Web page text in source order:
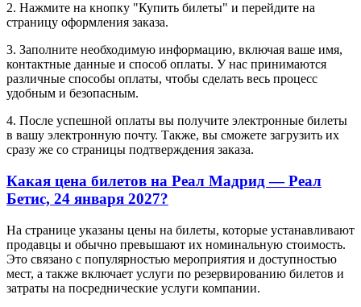
2. Нажмите на кнопку "Купить билеты" и перейдите на
страницу оформления заказа.
3. Заполните необходимую информацию, включая ваше имя,
контактные данные и способ оплаты. У нас принимаются
различные способы оплаты, чтобы сделать весь процесс
удобным и безопасным.
4. После успешной оплаты вы получите электронные билеты
в вашу электронную почту. Также, вы сможете загрузить их
сразу же со страницы подтверждения заказа.
Какая цена билетов на Реал Мадрид — Реал
Бетис, 24 января 2027?
На странице указаны цены на билеты, которые устанавливают
продавцы и обычно превышают их номинальную стоимость.
Это связано с популярностью мероприятия и доступностью
мест, а также включает услуги по резервированию билетов и
затраты на посреднические услуги компании.